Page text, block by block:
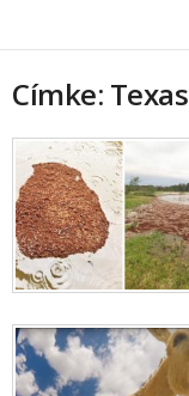
Címke: Texas